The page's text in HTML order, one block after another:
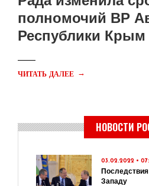
полномочий ВР
Республики Крым
ЧИТАТЬ ДАЛЕЕ →
НОВОСТИ
03.02.2022 •
Западу